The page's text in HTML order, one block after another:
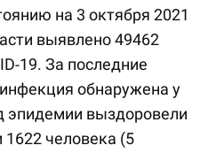
на 3 октября 2021
выявлено 49462
19. За последние
обнаружена у
эпидемии выздоровели
человека (5